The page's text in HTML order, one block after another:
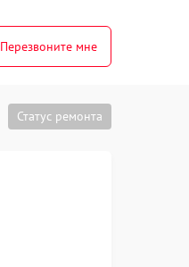
Перезвоните мне
Статус ремонта